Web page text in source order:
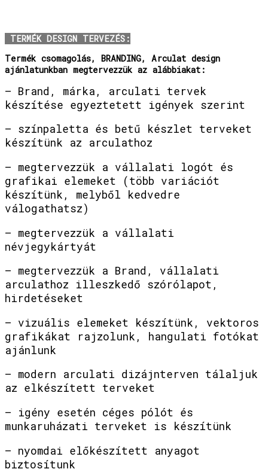
TERMÉK DESIGN TERVEZÉS:
Termék csomagolás, BRANDING, Arculat design
ajánlatunkban megtervezzük az alábbiakat:
– Brand, márka, arculati tervek
készítése egyeztetett igények szerint
– színpaletta és betű készlet terveket
készítünk az arculathoz
– megtervezzük a vállalati logót és
grafikai elemeket (több variációt
készítünk, melyből kedvedre
válogathatsz)
– megtervezzük a vállalati
névjegykártyát
– megtervezzük a Brand, vállalati
arculathoz illeszkedő szórólapot,
hirdetéseket
– vizuális elemeket készítünk, vektoros
grafikákat rajzolunk, hangulati fotókat
ajánlunk
– modern arculati dizájnterven tálaljuk
az elkészített terveket
– igény esetén céges pólót és
munkaruházati terveket is készítünk
– nyomdai előkészített anyagot
biztosítunk